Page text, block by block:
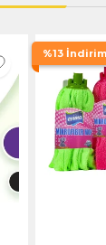
%13 İndirim